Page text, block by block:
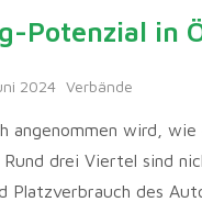
Potenzial in
2024 Verbände
wird,
drei Viertel sind
des